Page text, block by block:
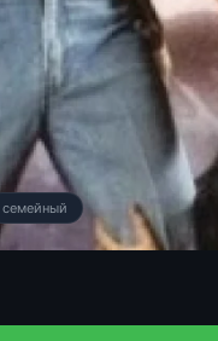
sevdim
семейный